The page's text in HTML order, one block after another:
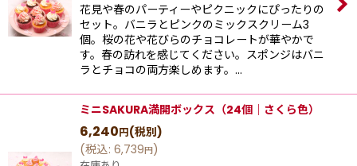
花見や春のパーティーやピクニックにぴったりの
セット。バニラとピンクのミックスクリーム3
個。桜の花や花びらのチョコレートが華やかで
す。春の訪れを感じてください。スポンジはバニ
ラとチョコの両方楽しめます。…
ミニSAKURA満開ボックス（24個｜さくら色）
6,240円(税別)
(税込: 6,739円)